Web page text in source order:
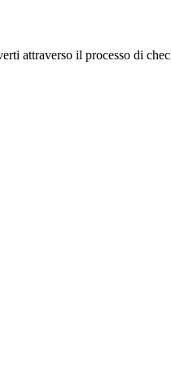
attraverso il processo di